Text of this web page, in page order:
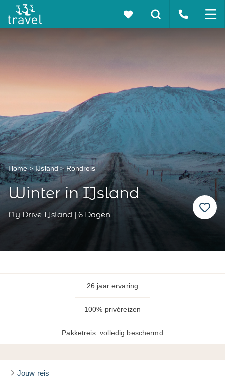
Home IJsland Rondreis
Winter in IJsland
Fly Drive IJsland | 6 Dagen
26 jaar ervaring
100% privéreizen
Pakketreis: volledig beschermd
Jouw reis